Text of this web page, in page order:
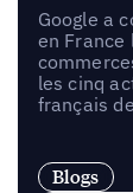
Google a
en France
les cinq
français
Blogs